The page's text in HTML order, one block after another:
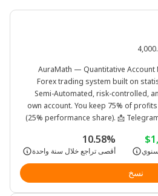
AuraMath — Quantitative Account
Forex trading system built on
Semi-Automated, risk-controlled,
own account. You keep 75% of
(25% performance share). 📩
funds are never
automatically to your account
10.58%
أقصى تراجع خلال سنة واحدة
نسخ